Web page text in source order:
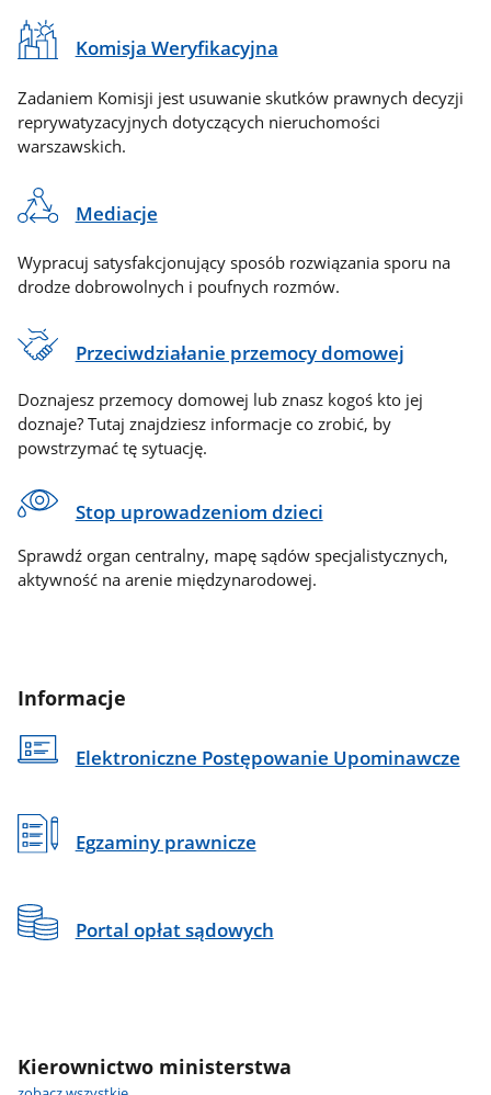
Komisja Weryfikacyjna
Zadaniem Komisji jest usuwanie skutków prawnych decyzji
reprywatyzacyjnych dotyczących nieruchomości
warszawskich.
Mediacje
Wypracuj satysfakcjonujący sposób rozwiązania sporu na
drodze dobrowolnych i poufnych rozmów.
Przeciwdziałanie przemocy domowej
Doznajesz przemocy domowej lub znasz kogoś kto jej
doznaje? Tutaj znajdziesz informacje co zrobić, by
powstrzymać tę sytuację.
Stop uprowadzeniom dzieci
Sprawdź organ centralny, mapę sądów specjalistycznych,
aktywność na arenie międzynarodowej.
Informacje
Elektroniczne Postępowanie Upominawcze
Egzaminy prawnicze
Portal opłat sądowych
Kierownictwo ministerstwa